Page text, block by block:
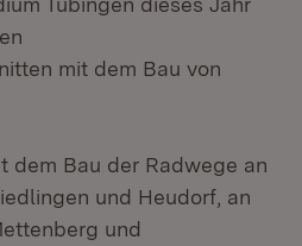
mit dem Bau von
dem Bau der Radwege an
und Heudorf, an
und